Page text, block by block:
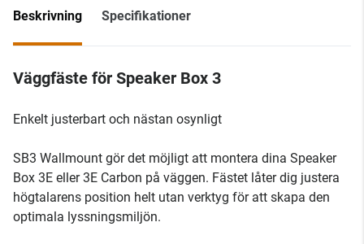
Beskrivning Specifikationer
Väggfäste för Speaker Box 3
Enkelt justerbart och nästan osynligt
SB3 Wallmount gör det möjligt att montera dina Speaker
Box 3E eller 3E Carbon på väggen. Fästet låter dig justera
högtalarens position helt utan verktyg för att skapa den
optimala lyssningsmiljön.